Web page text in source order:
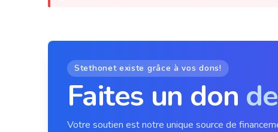
Stethonet existe grâce à vos dons!
Faites un don
Votre soutien est notre unique source de